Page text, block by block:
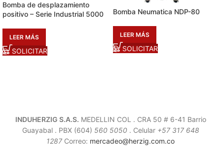
Bomba de desplazamiento
positivo – Serie Industrial 5000
LEER MÁS
SOLICITAR
Bomba Neumatica NDP-80
LEER MÁS
SOLICITAR
INDUHERZIG S.A.S. MEDELLIN COL . CRA 50 # 6-41 Barrio
Guayabal . PBX (604) 560 5050. Celular +57 317 648
1287 Correo: mercadeo@herzig.com.co